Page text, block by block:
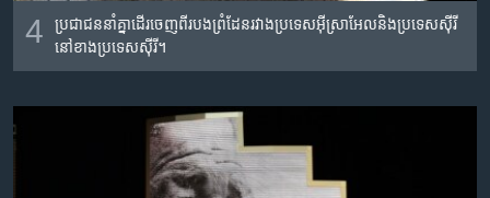
4
ប្រជាជន​នាំគ្នា​ដើរ​ចេញ​ពី​របង​ព្រំដែន​រវាង​ប្រទេស​អ៊ីស្រាអែល​និង​ប្រទេស​ស៊ីរី
នៅ​ខាង​ប្រទេសស៊ីរី​។